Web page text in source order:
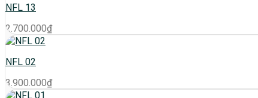
NFL 13
2.700.000₫
NFL 02
3.900.000₫